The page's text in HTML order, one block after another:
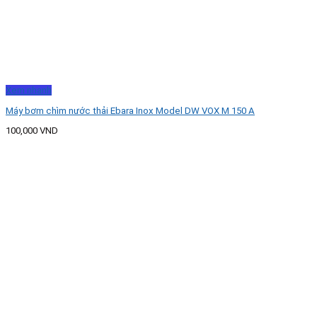
Xem nhanh
Máy bơm chìm nước thải Ebara Inox Model DW VOX M 150 A
100,000 VND